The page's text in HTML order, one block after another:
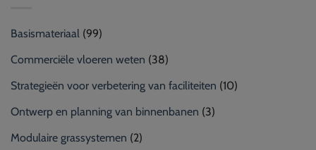
Basismateriaal (99)
Commerciële vloeren weten (38)
Strategieën voor verbetering van faciliteiten (10)
Ontwerp en planning van binnenbanen (3)
Modulaire grassystemen (2)